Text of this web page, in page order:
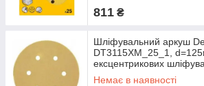
811 ₴
Шліфувальний аркуш
DT3115XM_25_1,
ексцентрикових
DW423/ES55, 1 штука.
Немає в наявності